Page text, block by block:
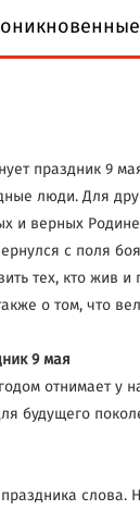
праздник 9
люди. Для
и верных
с поля
тех, кто
о том, что
9 мая
отнимает у
будущего